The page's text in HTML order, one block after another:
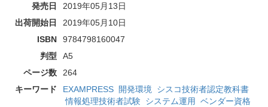
発売日
2019年05月13日
出荷開始日
2019年05月10日
ISBN
9784798160047
判型
A5
ページ数
264
キーワード
EXAMPRESS 開発環境
シスコ技術者認定教科書
情報処理技術者試験 システム運用
ベンダー資格